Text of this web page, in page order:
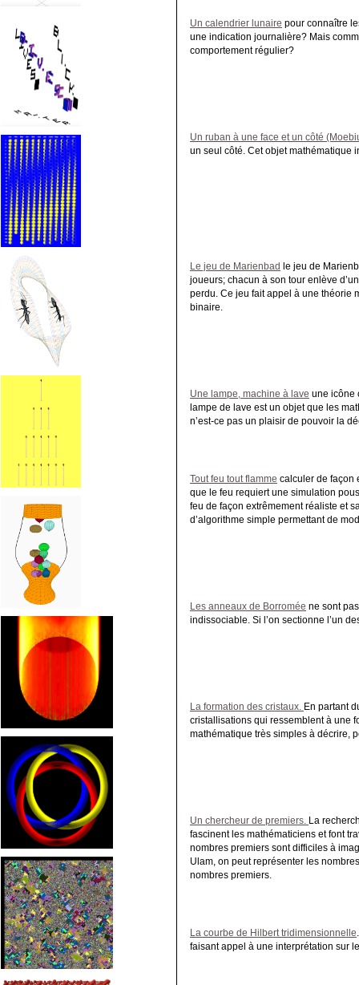
Un calendrier lunaire pour connaître
une indication journalière? Mais
comportement régulier?
Un ruban à une face et un côté
un seul côté. Cet objet mathématique
Le jeu de Marienbad le jeu de
joueurs; chacun à son tour enlève
perdu. Ce jeu fait appel à une théorie
binaire.
Une lampe, machine à lave une icône
lampe de lave est un objet que les
n’est-ce pas un plaisir de pouvoir la
Tout feu tout flamme calculer de façon
que le feu requiert une simulation
feu de façon extrêmement réaliste et
d’algorithme simple permettant de
Les anneaux de Borromée ne sont
indissociable. Si l’on sectionne l’un
La formation des cristaux. En partant
cristallisations qui ressemblent à une
mathématique très simples à décrire,
Un chercheur de premiers. La
fascinent les mathématiciens et font
nombres premiers sont difficiles à
Ulam, on peut représenter les
nombres premiers.
La courbe de Hilbert tridimensionnelle
faisant appel à une interprétation sur